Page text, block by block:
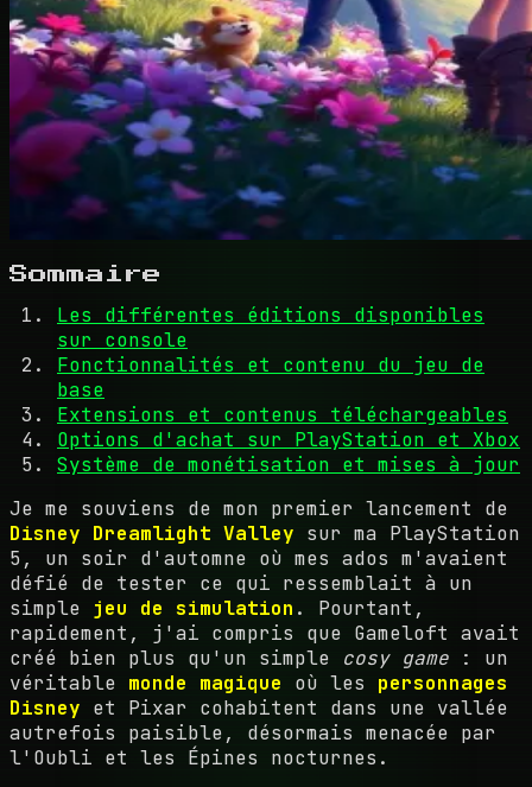
Sommaire
Les différentes éditions disponibles
sur console
Fonctionnalités et contenu du jeu de
base
Extensions et contenus téléchargeables
Options d'achat sur PlayStation et Xbox
Système de monétisation et mises à jour
Je me souviens de mon premier lancement de
Disney Dreamlight Valley sur ma PlayStation
5, un soir d'automne où mes ados m'avaient
défié de tester ce qui ressemblait à un
simple jeu de simulation . Pourtant,
rapidement, j'ai compris que Gameloft avait
créé bien plus qu'un simple cosy game : un
véritable monde magique où les personnages
Disney et Pixar cohabitent dans une vallée
autrefois paisible, désormais menacée par
l'Oubli et les Épines nocturnes.